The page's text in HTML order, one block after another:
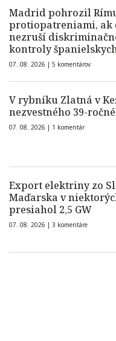
Madrid pohrozil
protiopatreniami, ak
nezruší
kontroly
07. 08. 2026 | 5 komentárov
V rybníku Zlatná v
nezvestného 39-
07. 08. 2026 | 1 komentár
Export elektriny zo
Maďarska v
presiahol 2,5 GW
07. 08. 2026 | 3 komentáre